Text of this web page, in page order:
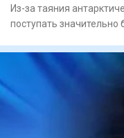
Из-за таяния
поступать значительно